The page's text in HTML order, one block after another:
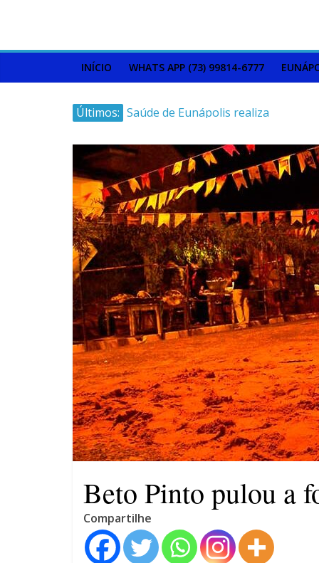
INÍCIO WHATS APP (73) 99814-6777
Últimos: Saúde de Eunápolis realiza
Dourado e Lilás
Máfia das canetas
emagrecedoras na mira da
polícia
Faltam 10 dias para a
campanha começar pra valer
Ministro do STJ perde o cargo
por assédio sexual
Patrimônio de Neto Carletto
aumentou cerca de 5.600% em
4 anos
Beto Pinto pulou a
Compartilhe